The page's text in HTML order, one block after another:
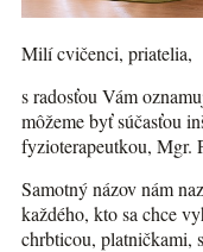
Milí cvičenci, priatelia,
s radosťou Vám
môžeme byť súčasťou
fyzioterapeutkou, Mgr.
Samotný názov nám
každého, kto sa chce
chrbticou, platničkami,